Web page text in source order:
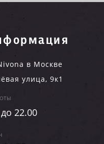
в Москве
улица, 9к1
22.00